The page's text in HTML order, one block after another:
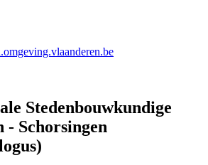
Stedenbouwkundige
- Schorsingen